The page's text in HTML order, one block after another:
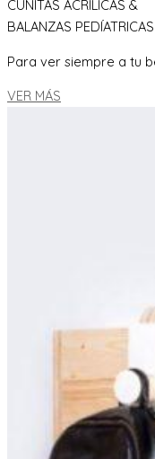
CUNITAS ACRILICAS &
BALANZAS PEDÍATRICAS
Para ver siempre a tu
VER MÁS